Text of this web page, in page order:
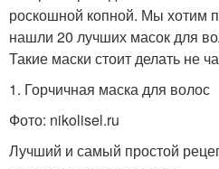
роскошной копной. Мы хотим
нашли 20 лучших масок для
Такие маски стоит делать не
1. Горчичная маска для волос
Фото: nikolisel.ru
Лучший и самый простой